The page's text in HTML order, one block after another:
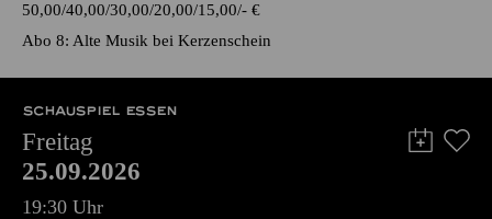
50,00 40,00 30,00 20,00 15,00 - €
Abo 8: Alte Musik bei Kerzenschein
SCHAUSPIEL ESSEN
Freitag
25.09.2026
19:30 Uhr